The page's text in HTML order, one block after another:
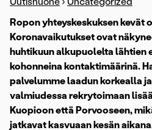
Ropon yhteyskeskuksen kevät
Koronavaikutukset ovat
huhtikuun alkupuolelta lähtien
kohonneina kontaktimäärinä.
palvelumme laadun korkealla
valmiudessa rekrytoimaan
Kuopioon että Porvooseen,
jatkavat kasvuaan kesän